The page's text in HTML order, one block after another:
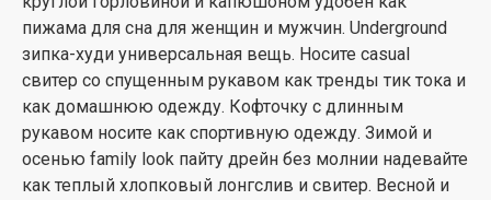
пижама для сна для женщин и мужчин. Underground
зипка-худи универсальная вещь. Носите casual
свитер со спущенным рукавом как тренды тик тока и
как домашнюю одежду. Кофточку с длинным
рукавом носите как спортивную одежду. Зимой и
осенью family look пайту дрейн без молнии надевайте
как теплый хлопковый лонгслив и свитер. Весной и